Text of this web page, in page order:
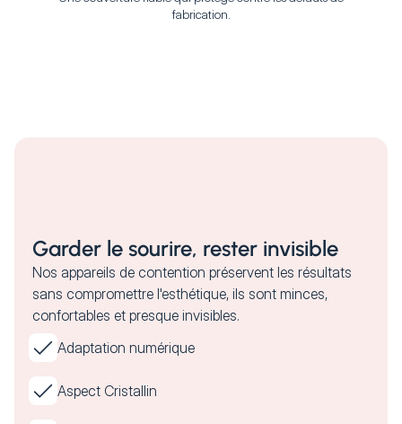
fabrication.
Garder le sourire, rester invisible
Nos appareils de contention préservent les résultats
sans compromettre l'esthétique, ils sont minces,
confortables et presque invisibles.
Adaptation numérique
Aspect Cristallin